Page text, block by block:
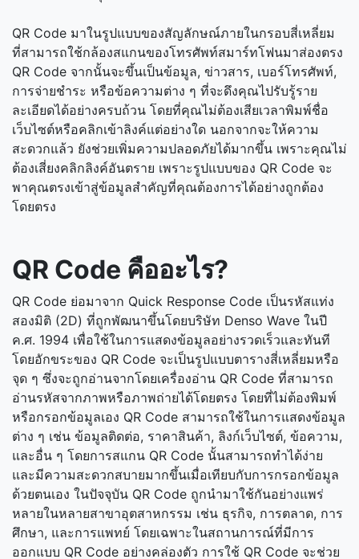
QR Code มาในรูปแบบของสัญลักษณ์ภายในกรอบสี่เหลี่ยม
ที่สามารถใช้กล้องสแกนของโทรศัพท์สมาร์ทโฟนมาส่องตรง
QR Code จากนั้นจะขึ้นเป็นข้อมูล, ข่าวสาร, เบอร์โทรศัพท์,
การจ่ายชำระ หรือข้อความต่าง ๆ ที่จะดึงคุณไปรับรู้ราย
ละเอียดได้อย่างครบถ้วน โดยที่คุณไม่ต้องเสียเวลาพิมพ์ชื่อ
เว็บไซต์หรือคลิกเข้าลิงค์แต่อย่างใด นอกจากจะให้ความ
สะดวกแล้ว ยังช่วยเพิ่มความปลอดภัยได้มากขึ้น เพราะคุณไม่
ต้องเสี่ยงคลิกลิงค์อันตราย เพราะรูปแบบของ QR Code จะ
พาคุณตรงเข้าสู่ข้อมูลสำคัญที่คุณต้องการได้อย่างถูกต้อง
โดยตรง
QR Code คืออะไร?
QR Code ย่อมาจาก Quick Response Code เป็นรหัสแท่ง
สองมิติ (2D) ที่ถูกพัฒนาขึ้นโดยบริษัท Denso Wave ในปี
ค.ศ. 1994 เพื่อใช้ในการแสดงข้อมูลอย่างรวดเร็วและทันที
โดยอักขระของ QR Code จะเป็นรูปแบบตารางสี่เหลี่ยมหรือ
จุด ๆ ซึ่งจะถูกอ่านจากโดยเครื่องอ่าน QR Code ที่สามารถ
อ่านรหัสจากภาพหรือภาพถ่ายได้โดยตรง โดยที่ไม่ต้องพิมพ์
หรือกรอกข้อมูลเอง QR Code สามารถใช้ในการแสดงข้อมูล
ต่าง ๆ เช่น ข้อมูลติดต่อ, ราคาสินค้า, ลิงก์เว็บไซต์, ข้อความ,
และอื่น ๆ โดยการสแกน QR Code นั้นสามารถทำได้ง่าย
และมีความสะดวกสบายมากขึ้นเมื่อเทียบกับการกรอกข้อมูล
ด้วยตนเอง ในปัจจุบัน QR Code ถูกนำมาใช้กันอย่างแพร่
หลายในหลายสาขาอุตสาหกรรม เช่น ธุรกิจ, การตลาด, การ
ศึกษา, และการแพทย์ โดยเฉพาะในสถานการณ์ที่มีการ
ออกแบบ QR Code อย่างคล่องตัว การใช้ QR Code จะช่วย